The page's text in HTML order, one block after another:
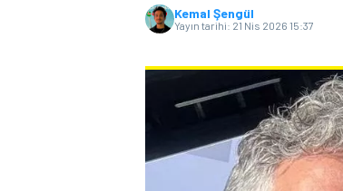
WORLD SUPERBIKE
Kemal Şengül
Yayın tarihi: 21 Nis 2026 15:37